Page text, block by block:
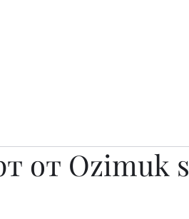
от Ozimuk